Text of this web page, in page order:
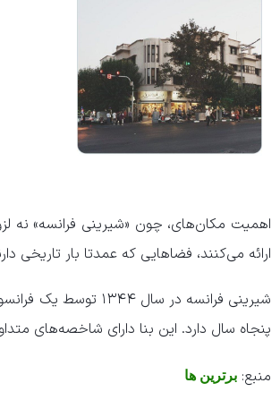
اهمیت مکان‌های، چون «شیرینی فرانسه» نه
ارائه می‌کنند، فضا‌هایی که عمدتا بار
شیرینی فرانسه در
پنجاه سال دارد. این بنا دارای شاخصه‌های
منبع: برترین ها